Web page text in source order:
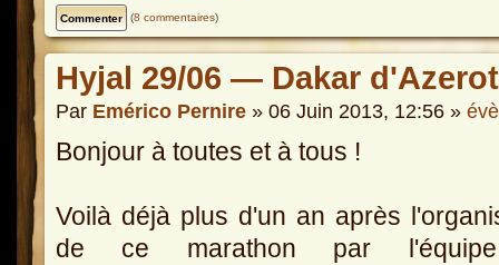
(8 commentaires)
Hyjal 29/06 — Dakar
Par Emérico Pernire » 06 Juin 2013, 12:56 »
Bonjour à toutes et à tous !
Voilà déjà plus d'un an après
de ce marathon par